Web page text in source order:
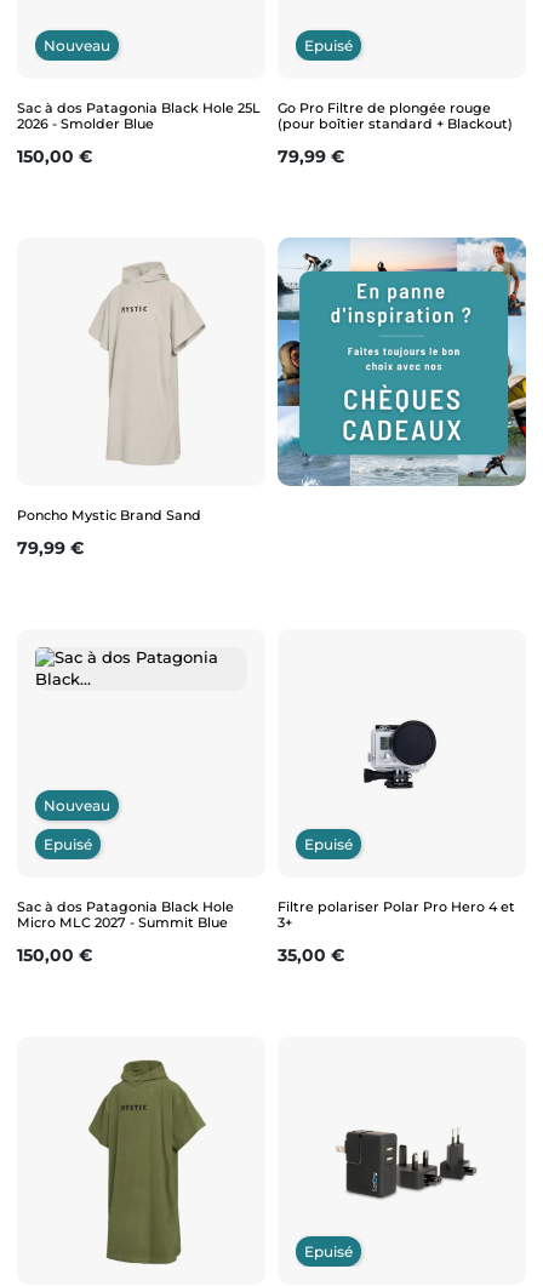
Nouveau
Sac à dos Patagonia Black Hole 25L
2026 - Smolder Blue
Prix
150,00 €
Epuisé
Go Pro Filtre de plongée rouge
(pour boîtier standard + Blackout)
Prix
79,99 €
Poncho Mystic Brand Sand
Prix
79,99 €
Nouveau
Epuisé
Sac à dos Patagonia Black Hole
Micro MLC 2027 - Summit Blue
Prix
150,00 €
Epuisé
Filtre polariser Polar Pro Hero 4 et
3+
Prix
35,00 €
Epuisé